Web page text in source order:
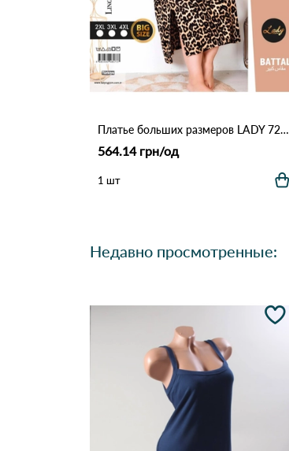
Платье больших размеров LADY 7279 Леопардовый
564.14 грн/од
1 шт
Недавно просмотренные: